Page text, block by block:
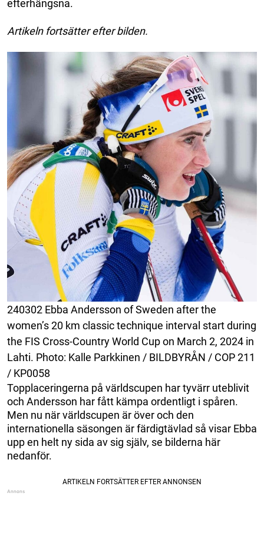
efterhängsna.
Artikeln fortsätter efter bilden.
240302 Ebba Andersson of Sweden after the
women’s 20 km classic technique interval start during
the FIS Cross-Country World Cup on March 2, 2024 in
Lahti. Photo: Kalle Parkkinen / BILDBYRÅN / COP 211
/ KP0058
Topplaceringerna på världscupen har tyvärr uteblivit
och Andersson har fått kämpa ordentligt i spåren.
Men nu när världscupen är över och den
internationella säsongen är färdigtävlad så visar Ebba
upp en helt ny sida av sig själv, se bilderna här
nedanför.